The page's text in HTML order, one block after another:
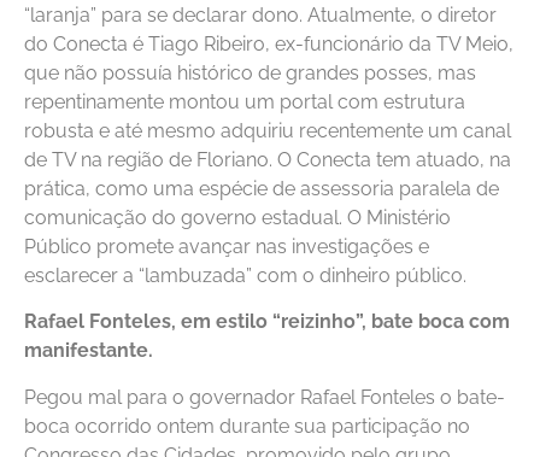
“laranja” para se declarar dono. Atualmente, o diretor
do Conecta é Tiago Ribeiro, ex-funcionário da TV Meio,
que não possuía histórico de grandes posses, mas
repentinamente montou um portal com estrutura
robusta e até mesmo adquiriu recentemente um canal
de TV na região de Floriano. O Conecta tem atuado, na
prática, como uma espécie de assessoria paralela de
comunicação do governo estadual. O Ministério
Público promete avançar nas investigações e
esclarecer a “lambuzada” com o dinheiro público.
Rafael Fonteles, em estilo “reizinho”, bate boca com
manifestante.
Pegou mal para o governador Rafael Fonteles o bate-
boca ocorrido ontem durante sua participação no